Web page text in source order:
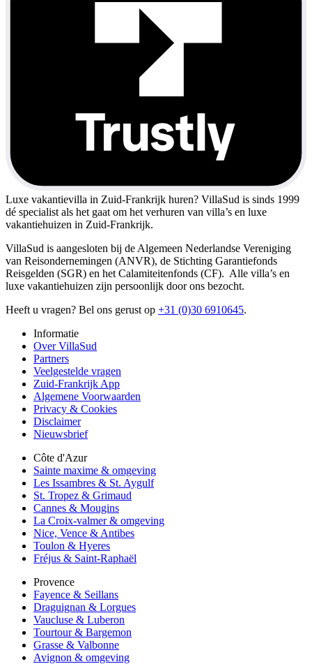
Luxe vakantievilla in Zuid-Frankrijk huren? VillaSud is sinds 1999
dé specialist als het gaat om het verhuren van villa’s en luxe
vakantiehuizen in Zuid-Frankrijk.
VillaSud is aangesloten bij de Algemeen Nederlandse Vereniging
van Reisondernemingen (ANVR), de Stichting Garantiefonds
Reisgelden (SGR) en het Calamiteitenfonds (CF). Alle villa’s en
luxe vakantiehuizen zijn persoonlijk door ons bezocht.
Heeft u vragen? Bel ons gerust op +31 (0)30 6910645.
Informatie
Over VillaSud
Partners
Veelgestelde vragen
Zuid-Frankrijk App
Algemene Voorwaarden
Privacy & Cookies
Disclaimer
Nieuwsbrief
Côte d'Azur
Sainte maxime & omgeving
Les Issambres & St. Aygulf
St. Tropez & Grimaud
Cannes & Mougins
La Croix-valmer & omgeving
Nice, Vence & Antibes
Toulon & Hyeres
Fréjus & Saint-Raphaël
Provence
Fayence & Seillans
Draguignan & Lorgues
Vaucluse & Luberon
Tourtour & Bargemon
Grasse & Valbonne
Avignon & omgeving